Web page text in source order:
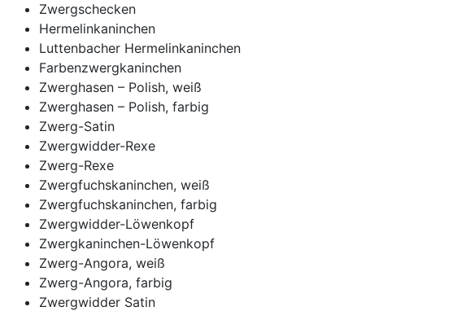
Zwergschecken
Hermelinkaninchen
Luttenbacher Hermelinkaninchen
Farbenzwergkaninchen
Zwerghasen – Polish, weiß
Zwerghasen – Polish, farbig
Zwerg-Satin
Zwergwidder-Rexe
Zwerg-Rexe
Zwergfuchskaninchen, weiß
Zwergfuchskaninchen, farbig
Zwergwidder-Löwenkopf
Zwergkaninchen-Löwenkopf
Zwerg-Angora, weiß
Zwerg-Angora, farbig
Zwergwidder Satin